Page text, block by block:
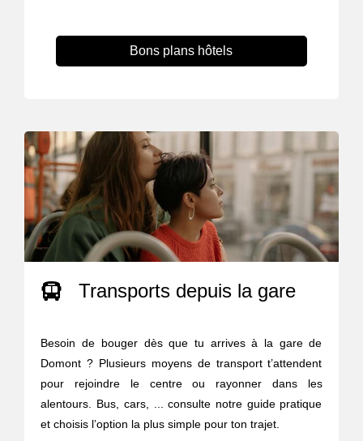
Bons plans hôtels
Transports depuis la gare
Besoin de bouger dès que tu arrives à la gare de
Domont ? Plusieurs moyens de transport t’attendent
pour rejoindre le centre ou rayonner dans les
alentours. Bus, cars, ... consulte notre guide pratique
et choisis l’option la plus simple pour ton trajet.